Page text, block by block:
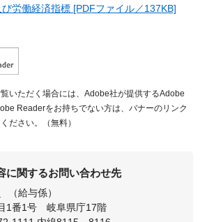
労働経済指標 [PDFファイル／137KB]
いただく場合には、Adobe社が提供するAdobe
Readerをお持ちでない方は、バナーのリンク
ださい。（無料）
に関するお問い合わせ先
（給与係）
1番1号 岐阜県庁17階